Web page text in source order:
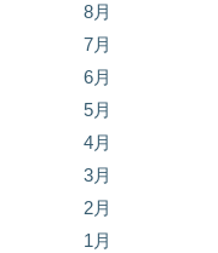
8月
7月
6月
5月
4月
3月
2月
1月